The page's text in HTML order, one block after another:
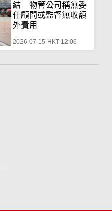
結 物管公司稱無委
任顧問或監督無收額
外費用
2026-07-15 HKT 12:06